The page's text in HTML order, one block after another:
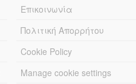
Επικοινωνία
Πολιτική Απορρήτου
Cookie Policy
Manage cookie settings